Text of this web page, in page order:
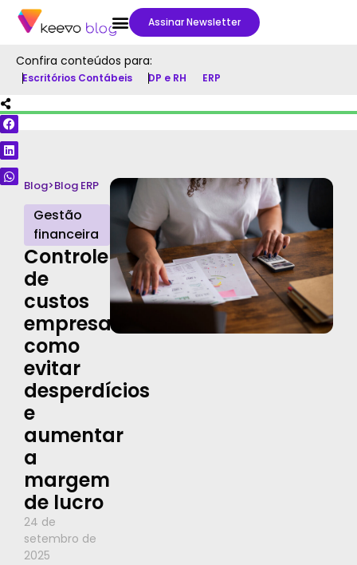
Assinar Newsletter
Confira conteúdos para:
Escritórios Contábeis DP e RH ERP
Blog>Blog ERP
Gestão
financeira
Controle
de
custos
empresariais:
como
evitar
desperdícios
e
aumentar
a
margem
de lucro
24 de
setembro de
2025